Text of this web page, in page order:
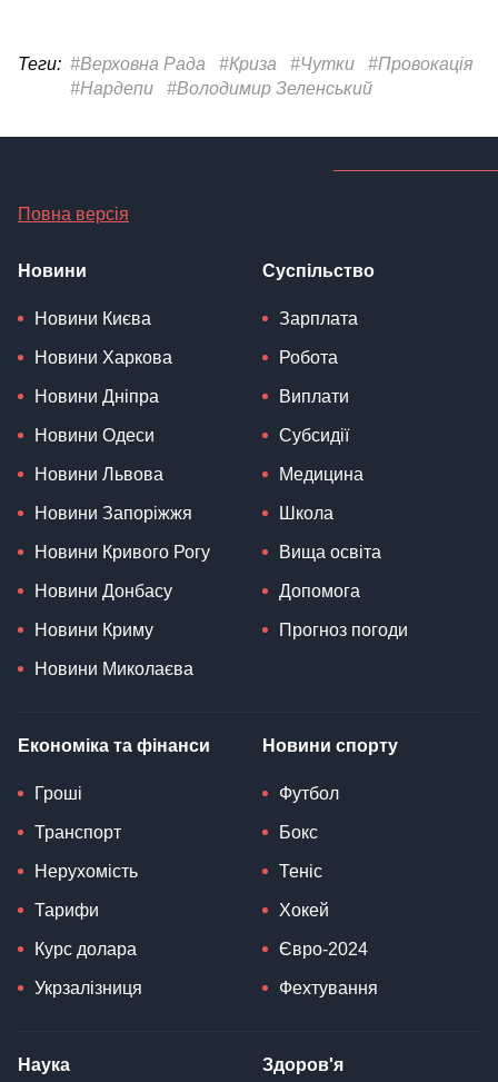
Теги: #Верховна Рада #Криза #Чутки
#Провокація
#Нардепи
#Володимир Зеленський
Повна версія
Новини
Новини Києва
Новини Харкова
Новини Дніпра
Новини Одеси
Новини Львова
Новини Запоріжжя
Новини Кривого Рогу
Новини Донбасу
Новини Криму
Новини Миколаєва
Суспільство
Зарплата
Робота
Виплати
Субсидії
Медицина
Школа
Вища освіта
Допомога
Прогноз погоди
Економіка та фінанси
Гроші
Транспорт
Нерухомість
Тарифи
Курс долара
Укрзалізниця
Новини спорту
Футбол
Бокс
Теніс
Хокей
Євро-2024
Фехтування
Наука Здоров'я